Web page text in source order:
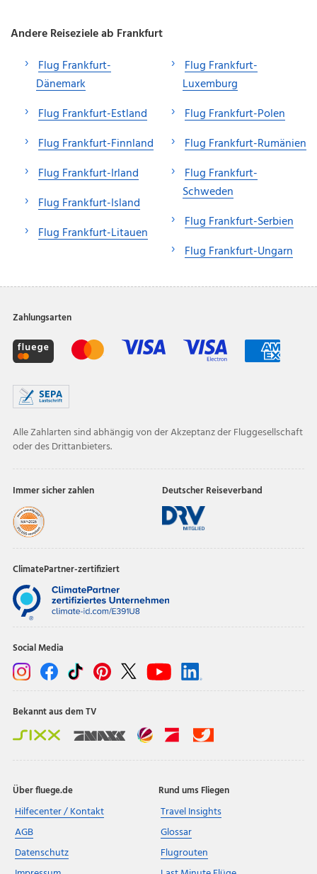
Andere Reiseziele ab Frankfurt
Flug Frankfurt-
Dänemark
Flug Frankfurt-Estland
Flug Frankfurt-Finnland
Flug Frankfurt-Irland
Flug Frankfurt-Island
Flug Frankfurt-Litauen
Flug Frankfurt-
Luxemburg
Flug Frankfurt-Polen
Flug Frankfurt-Rumänien
Flug Frankfurt-
Schweden
Flug Frankfurt-Serbien
Flug Frankfurt-Ungarn